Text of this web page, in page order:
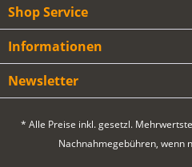
Shop Service
Informationen
Newsletter
* Alle Preise inkl. gesetzl.
Nachnahmegebühren, wenn